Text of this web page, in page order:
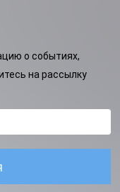
о событиях,
на рассылку